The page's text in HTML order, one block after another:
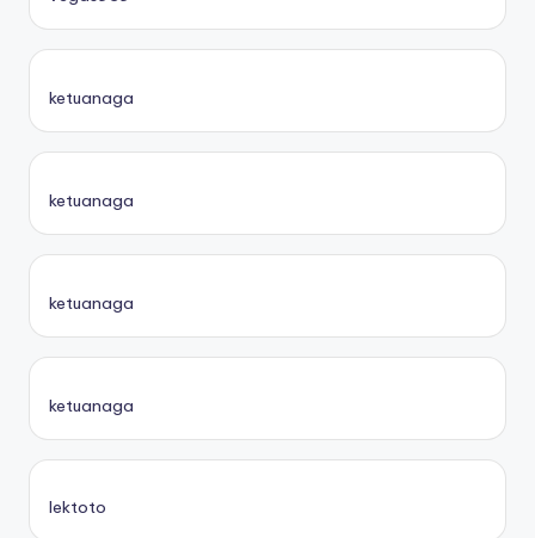
ketuanaga
ketuanaga
ketuanaga
ketuanaga
lektoto